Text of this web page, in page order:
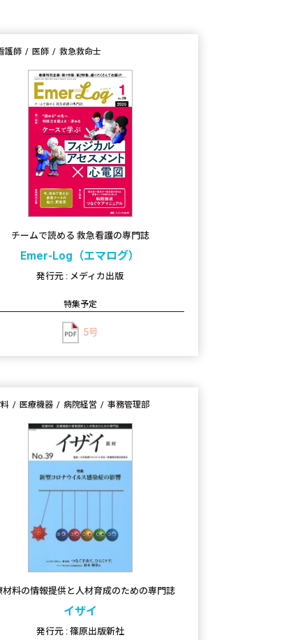
護師 医師 救急救命士
チームで読める 救急看護の専門誌
Emer-Log（エマログ）
発行元 : メディカ出版
特集予定
5号
医療機器 病院経営 事務管理部
材料の情報提供と人材育成のための専門誌
イザイ
発行元 : 篠原出版新社